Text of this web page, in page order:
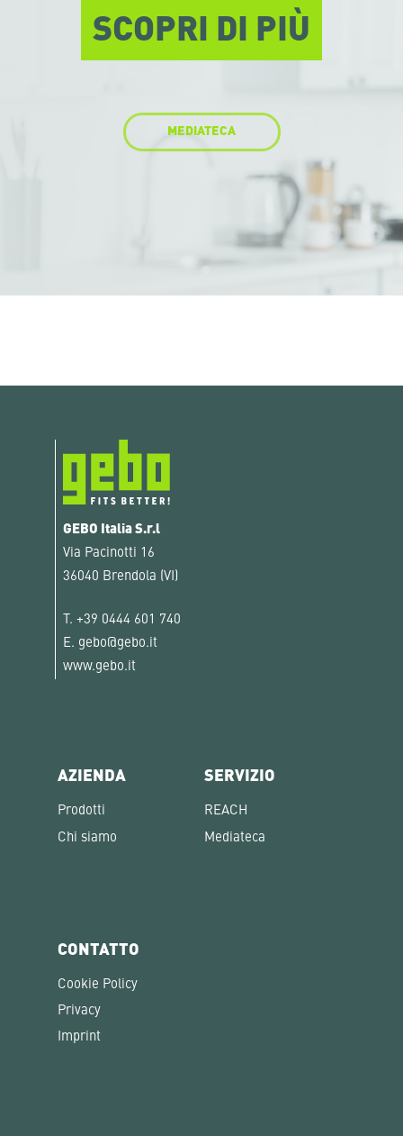
SCOPRI DI PIÙ
MEDIATECA
GEBO Italia S.r.l
Via Pacinotti 16
36040 Brendola (VI)
T. +39 0444 601 740
E. gebo@gebo.it
www.gebo.it
AZIENDA
Prodotti
Chi siamo
SERVIZIO
REACH
Mediateca
CONTATTO
Cookie Policy
Privacy
Imprint